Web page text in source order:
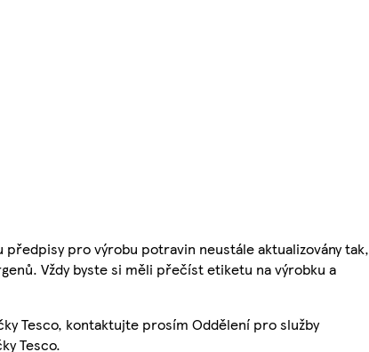
pro výrobu potravin neustále aktualizovány tak,
Vždy byste si měli přečíst etiketu na výrobku a
Tesco, kontaktujte prosím Oddělení pro služby
Tesco.